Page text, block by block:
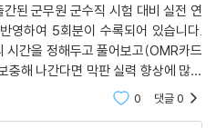
품질만족도 교육(온·오프라인 군
된 군무원 군수직 시험 대비 실전 연
영하여 5회분이 수록되어 있습니다.
시간을 정해두고 풀어보고(OMR카드
해 나간다면 막판 실력 향상에 많은
0 댓글0